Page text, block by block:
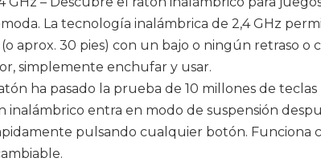
La tecnología inalámbrica de 2,4 GHz
aprox. 30 pies) con un bajo o ningún retraso o
simplemente enchufar y usar.
ha pasado la prueba de 10 millones de teclas
inalámbrico entra en modo de suspensión
pulsando cualquier botón. Funciona